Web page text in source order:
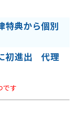
特典から個別
初進出 代理
です